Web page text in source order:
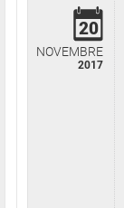
20
NOVEMBRE
2017